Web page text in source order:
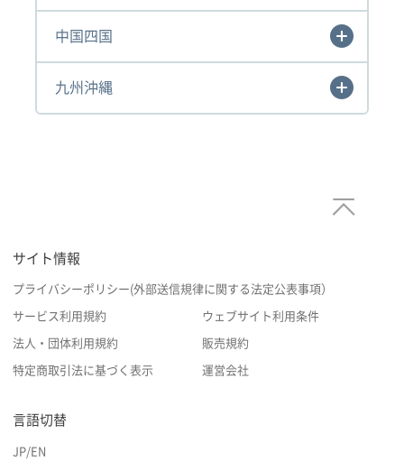
中国四国
九州沖縄
サイト情報
プライバシーポリシー(外部送信規律に関する法定公表事項）
サービス利用規約 ウェブサイト利用条件
法人・団体利用規約 販売規約
特定商取引法に基づく表示 運営会社
言語切替
JP/EN